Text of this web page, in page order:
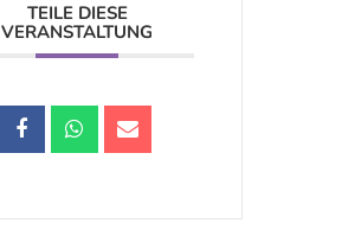
TEILE DIESE
VERANSTALTUNG